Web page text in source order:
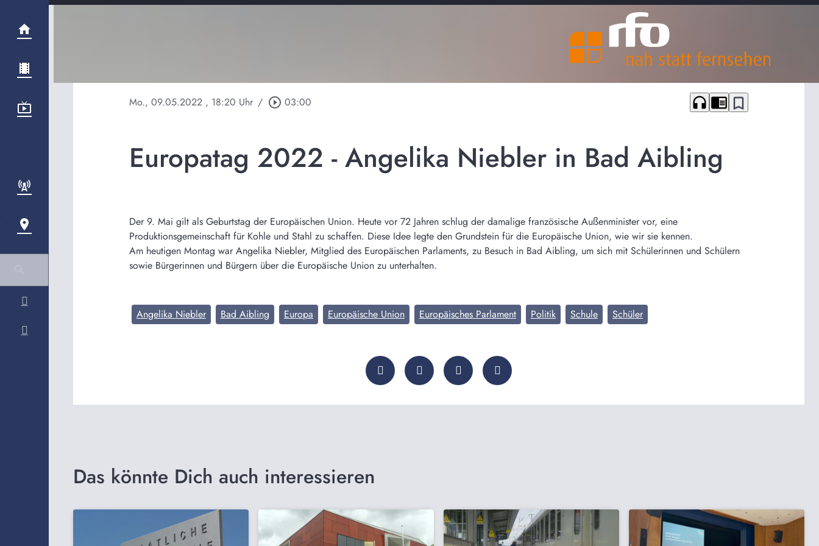
Mo., 09.05.2022 , 18:20 Uhr / play_circle_outline 03:00 headphones chrome_reader_mode bookmark_border
Europatag 2022 - Angelika Niebler in Bad Aibling
Der 9. Mai gilt als Geburtstag der Europäischen Union. Heute vor 72 Jahren schlug der damalige französische Außenminister vor, eine
Produktionsgemeinschaft für Kohle und Stahl zu schaffen. Diese Idee legte den Grundstein für die Europäische Union, wie wir sie kennen.
Am heutigen Montag war Angelika Niebler, Mitglied des Europäischen Parlaments, zu Besuch in Bad Aibling, um sich mit Schülerinnen und Schülern
sowie Bürgerinnen und Bürgern über die Europäische Union zu unterhalten.
Angelika Niebler Bad Aibling Europa Europäische Union Europäisches Parlament Politik Schule Schüler
Das könnte Dich auch interessieren